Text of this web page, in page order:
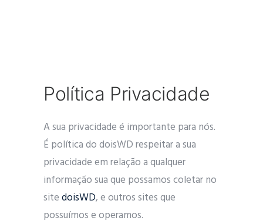
Política Privacidade
A sua privacidade é importante para nós.
É política do doisWD respeitar a sua
privacidade em relação a qualquer
informação sua que possamos coletar no
sitedoisWD, e outros sites que
possuímos e operamos.